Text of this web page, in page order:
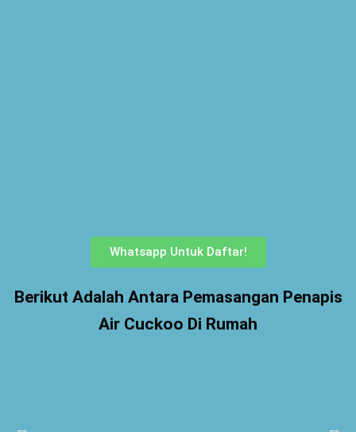
Whatsapp Untuk Daftar!
Berikut Adalah Antara Pemasangan Penapis
Air Cuckoo Di Rumah